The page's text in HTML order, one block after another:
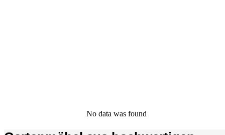
No data was found